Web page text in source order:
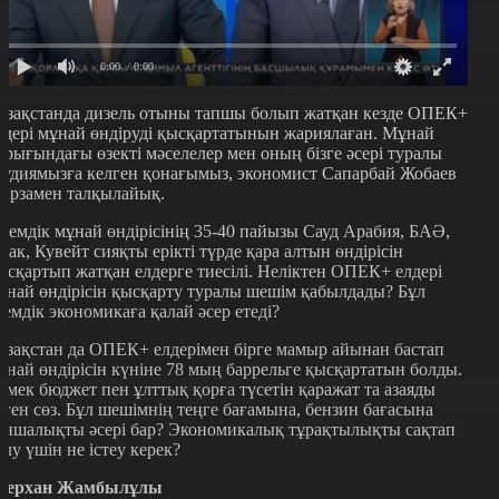
0:00 / 0:00
дизель отыны тапшы болып жатқан кезде ОПЕК+
мұнай өндіруді қысқартатынын жариялаған. Мұнай
өзекті мәселелер мен оның бізге әсері туралы
келген қонағымыз, экономист Сапарбай Жобаев
талқылайық.
мұнай өндірісінің 35-40 пайызы Сауд Арабия, БАӘ,
Кувейт сияқты ерікті түрде қара алтын өндірісін
жатқан елдерге тиесілі. Неліктен ОПЕК+ елдері
өндірісін қысқарту туралы шешім қабылдады? Бұл
экономикаға қалай әсер етеді?
да ОПЕК+ елдерімен бірге мамыр айынан бастап
өндірісін күніне 78 мың баррельге қысқартатын болды.
бюджет пен ұлттық қорға түсетін қаражат та азаяды
сөз. Бұл шешімнің теңге бағамына, бензин бағасына
әсері бар? Экономикалық тұрақтылықты сақтап
үшін не істеу керек?
Жамбылұлы